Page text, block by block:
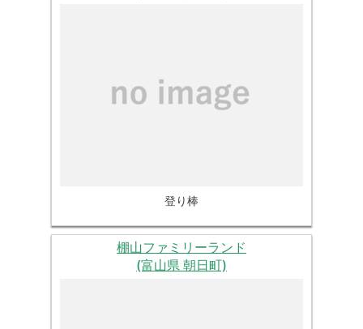
登り棒
棚山ファミリーランド
(富山県 朝日町)